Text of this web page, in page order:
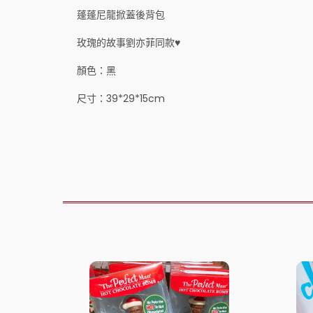
蓬蓬尼龍掀蓋後背包
玫瑰的故事劉亦菲同款♥️
顏色：黑
尺寸：39*29*15cm